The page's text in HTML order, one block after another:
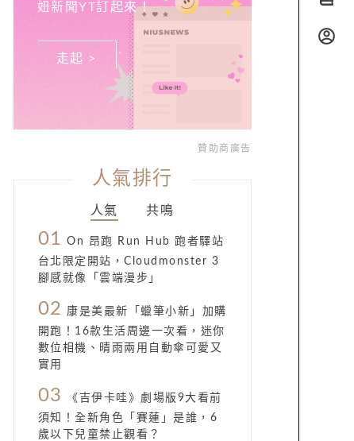
妞新聞YT訂起來！
走起 >
贊助商廣告
人氣排行
人氣 共鳴
01 On 昂跑 Run Hub 跑者驛站
台北限定開站，Cloudmonster 3
腳感就像「雲端漫步」
02
康是美最新「蠟筆小新」加購
開跑！16款生活周邊一次看，迷你
數位相機、晴雨兩用自動傘可愛又
實用
03
《吉伊卡哇》劇場版9大看前
須知！全新角色「賽蓮」是誰，6
歲以下兒童禁止觀看？